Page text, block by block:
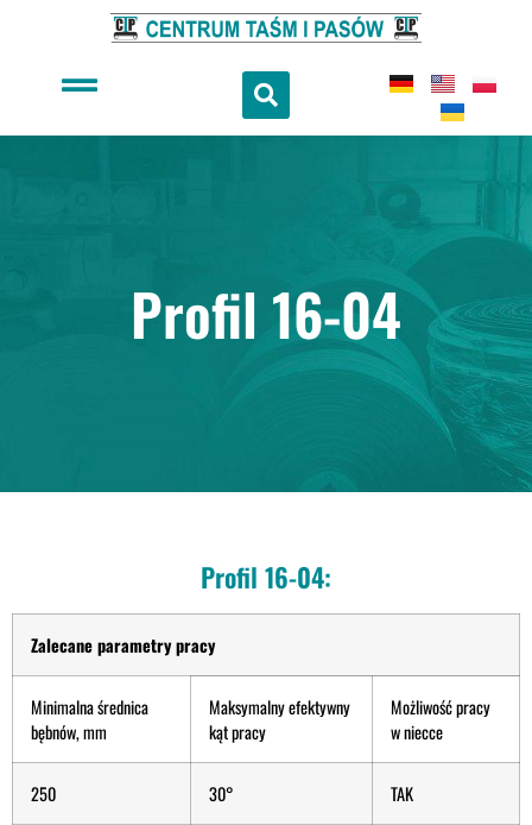
Profil 16-04
Profil 16-04:
Zalecane parametry pracy
Minimalna średnica
bębnów, mm
Maksymalny efektywny
kąt pracy
Możliwość pracy
w niecce
250 30° TAK